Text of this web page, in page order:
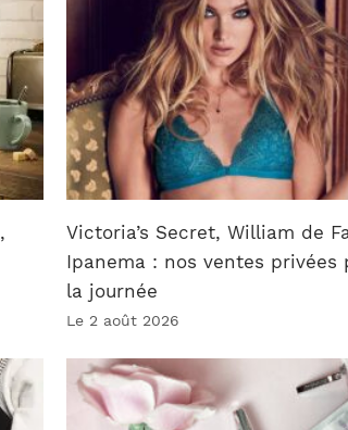
Victoria’s Secret, William de
Ipanema : nos ventes privées
la journée
Le 2 août 2026